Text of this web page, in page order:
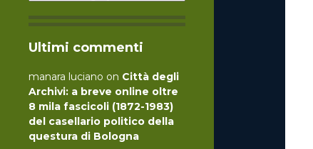
Ultimi commenti
manara luciano on Città degli
Archivi: a breve online oltre
8 mila fascicoli (1872-1983)
del casellario politico della
questura di Bologna